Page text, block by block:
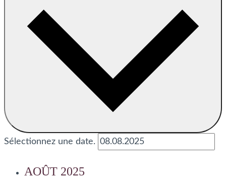
Sélectionnez une date.
AOÛT 2025